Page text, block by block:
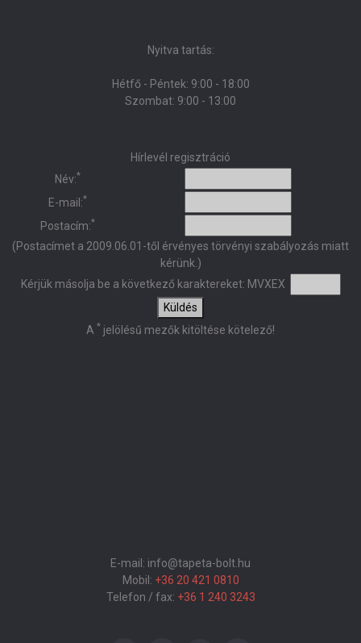
Nyitva tartás:
Hétfő - Péntek: 9:00 - 18:00
Szombat: 9:00 - 13:00
Hírlevél regisztráció
Név:*
E-mail:*
Postacím:*
(Postacímet a 2009.06.01-től érvényes törvényi szabályozás miatt
kérünk.)
Kérjük másolja be a következő karaktereket: MVXEX
Küldés
A * jelölésű mezők kitöltése kötelező!
E-mail: info@tapeta-bolt.hu
Mobil: +36 20 421 0810
Telefon / fax: +36 1 240 3243